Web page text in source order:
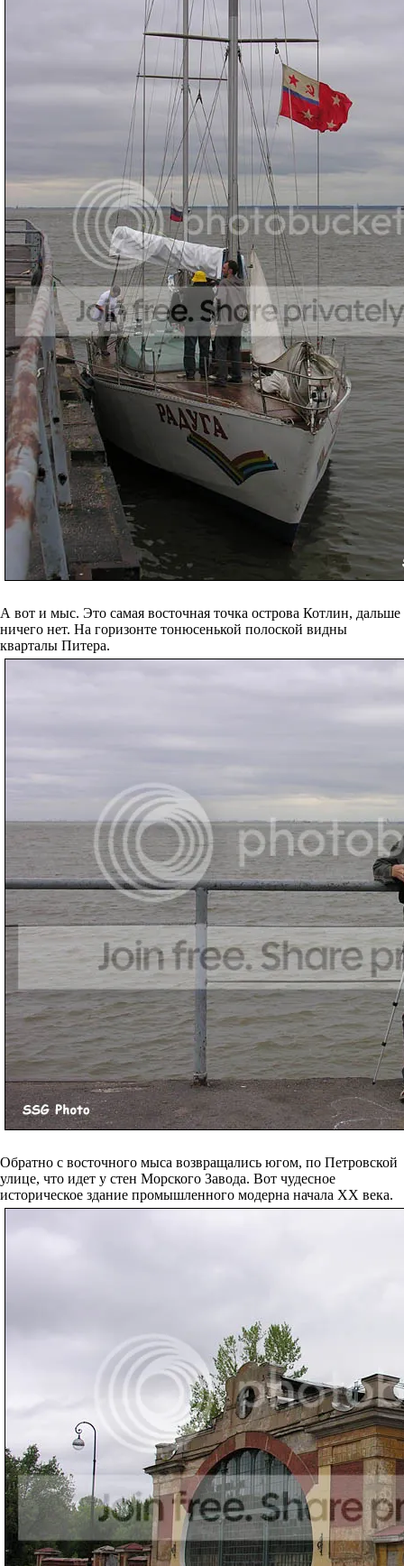
А вот и мыс. Это самая восточная точка острова Котлин, дальше
ничего нет. На горизонте тонюсенькой полоской видны
кварталы Питера.
Обратно с восточного мыса возвращались югом, по Петровской
улице, что идет у стен Морского Завода. Вот чудесное
историческое здание промышленного модерна начала XX века.